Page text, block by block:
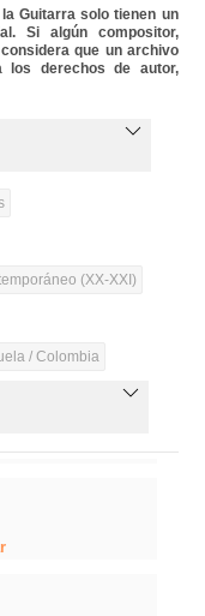
Guitarra solo tienen un
Si algún compositor,
que un archivo
los derechos de autor,
(XX-XXI)
/ Colombia